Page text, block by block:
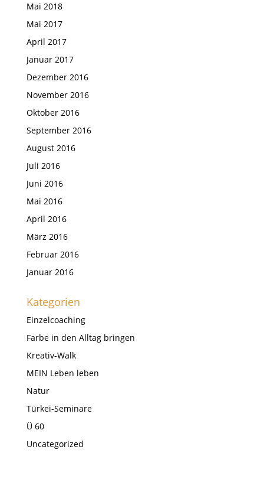
Mai 2018
Mai 2017
April 2017
Januar 2017
Dezember 2016
November 2016
Oktober 2016
September 2016
August 2016
Juli 2016
Juni 2016
Mai 2016
April 2016
März 2016
Februar 2016
Januar 2016
Kategorien
Einzelcoaching
Farbe in den Alltag bringen
Kreativ-Walk
MEIN Leben leben
Natur
Türkei-Seminare
Ü 60
Uncategorized